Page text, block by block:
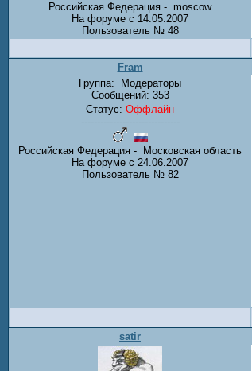
Российская Федерация - moscow
На форуме с 14.05.2007
Пользователь № 48
Fram
Группа:
Модераторы
Сообщений: 353
Статус: Оффлайн
-------------------------------
Российская Федерация - Московская область
На форуме с 24.06.2007
Пользователь № 82
satir